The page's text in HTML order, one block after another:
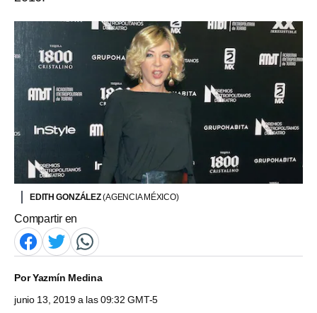
EDITH GONZÁLEZ(AGENCIA MÉXICO)
Compartir en
PorYazmín Medina
junio 13, 2019 a las 09:32 GMT-5